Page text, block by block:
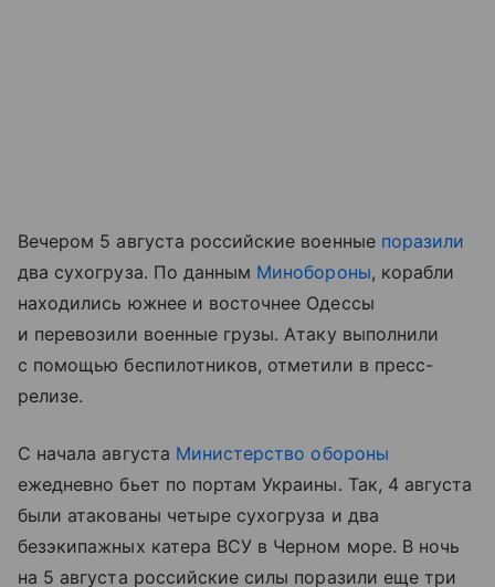
Вечером 5 августа российские военные поразили
два сухогруза. По данным Минобороны, корабли
находились южнее и восточнее Одессы
и перевозили военные грузы. Атаку выполнили
с помощью беспилотников, отметили в пресс-
релизе.
С начала августа Министерство обороны
ежедневно бьет по портам Украины. Так, 4 августа
были атакованы четыре сухогруза и два
безэкипажных катера ВСУ в Черном море. В ночь
на 5 августа российские силы поразили еще три